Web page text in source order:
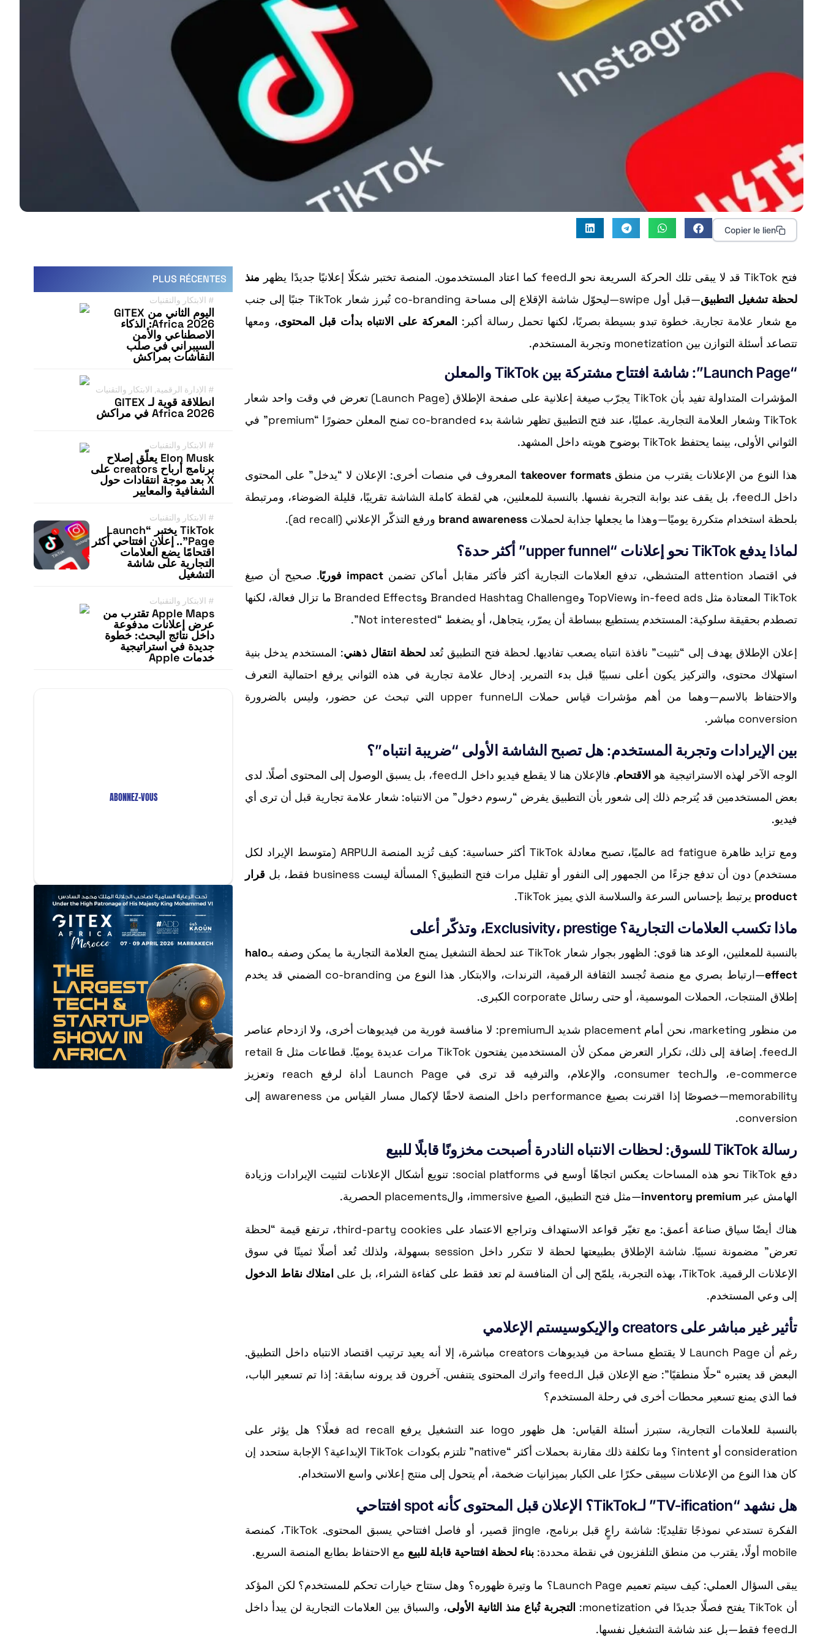
Copier le lien
فتح TikTok قد لا يبقى تلك الحركة السريعة نحو الـfeed كما اعتاد المستخدمون. المنصة تختبر شكلًا إعلانيًا جديدًا يظهر
منذ
لحظة تشغيل التطبيق
—قبل أول swipe—ليحوّل شاشة الإقلاع إلى مساحة co-branding تُبرز شعار TikTok جنبًا إلى جنب
مع شعار علامة تجارية. خطوة تبدو بسيطة بصريًا، لكنها تحمل رسالة أكبر: المعركة على الانتباه بدأت قبل المحتوى، ومعها
تتصاعد أسئلة التوازن بين monetization وتجربة المستخدم.
“Launch Page”: شاشة افتتاح مشتركة بين TikTok والمعلن
المؤشرات المتداولة تفيد بأن TikTok يجرّب صيغة إعلانية على صفحة الإطلاق (Launch Page) تعرض في وقت واحد شعار
TikTok وشعار العلامة التجارية. عمليًا، عند فتح التطبيق تظهر شاشة بدء co-branded تمنح المعلن حضورًا “premium” في
الثواني الأولى، بينما يحتفظ TikTok بوضوح هويته داخل المشهد.
هذا النوع من الإعلانات يقترب من منطق takeover formatsالمعروف في منصات أخرى: الإعلان لا “يدخل” على المحتوى
داخل الـfeed، بل يقف عند بوابة التجربة نفسها. بالنسبة للمعلنين، هي لقطة كاملة الشاشة تقريبًا، قليلة الضوضاء، ومرتبطة
بلحظة استخدام متكررة يوميًا—وهذا ما يجعلها جذابة لحملات brand awareness ورفع التذكّر الإعلاني (ad recall).
لماذا يدفع TikTok نحو إعلانات “upper funnel” أكثر حدة؟
في اقتصاد attention المتشظي، تدفع العلامات التجارية أكثر فأكثر مقابل أماكن تضمن impact فوريًا
. صحيح أن صيغ
TikTok المعتادة مثل in-feed ads وTopView وBranded Hashtag Challenge وBranded Effects ما تزال فعالة، لكنها
تصطدم بحقيقة سلوكية: المستخدم يستطيع ببساطة أن يمرّر، يتجاهل، أو يضغط “Not interested”.
إعلان الإطلاق يهدف إلى “تثبيت” نافذة انتباه يصعب تفاديها. لحظة فتح التطبيق تُعدلحظة انتقال ذهني: المستخدم يدخل بنية
استهلاك محتوى، والتركيز يكون أعلى نسبيًا قبل بدء التمرير. إدخال علامة تجارية في هذه الثواني يرفع احتمالية التعرف
والاحتفاظ بالاسم—وهما من أهم مؤشرات قياس حملات الـupper funnel التي تبحث عن حضور، وليس بالضرورة
conversion مباشر.
بين الإيرادات وتجربة المستخدم: هل تصبح الشاشة الأولى “ضريبة انتباه”؟
الوجه الآخر لهذه الاستراتيجية هو الاقتحام
. فالإعلان هنا لا يقطع فيديو داخل الـfeed، بل يسبق الوصول إلى المحتوى أصلًا. لدى
بعض المستخدمين قد يُترجم ذلك إلى شعور بأن التطبيق يفرض “رسوم دخول” من الانتباه: شعار علامة تجارية قبل أن ترى أي
فيديو.
ومع تزايد ظاهرة ad fatigue عالميًا، تصبح معادلة TikTok أكثر حساسية: كيف تُزيد المنصة الـARPU (متوسط الإيراد لكل
مستخدم) دون أن تدفع جزءًا من الجمهور إلى النفور أو تقليل مرات فتح التطبيق؟ المسألة ليست business فقط، بل
قرار
product يرتبط بإحساس السرعة والسلاسة الذي يميز TikTok.
ماذا تكسب العلامات التجارية؟ Exclusivity، prestige، وتذكّر أعلى
بالنسبة للمعلنين، الوعد هنا قوي: الظهور بجوار شعار TikTok عند لحظة التشغيل يمنح العلامة التجارية ما يمكن وصفه بـ
halo
effect
—ارتباط بصري مع منصة تُجسد الثقافة الرقمية، الترندات، والابتكار. هذا النوع من co-branding الضمني قد يخدم
إطلاق المنتجات، الحملات الموسمية، أو حتى رسائل corporate الكبرى.
من منظور marketing، نحن أمام placement شديد الـpremium: لا منافسة فورية من فيديوهات أخرى، ولا ازدحام عناصر
الـfeed. إضافة إلى ذلك، تكرار التعرض ممكن لأن المستخدمين يفتحون TikTok مرات عديدة يوميًا. قطاعات مثل retail &
e-commerce، والـconsumer tech، والإعلام، والترفيه قد ترى في Launch Page أداة لرفع reach وتعزيز
memorability—خصوصًا إذا اقترنت بصيغ performance داخل المنصة لاحقًا لإكمال مسار القياس من awareness إلى
conversion.
رسالة TikTok للسوق: لحظات الانتباه النادرة أصبحت مخزونًا قابلًا للبيع
دفع TikTok نحو هذه المساحات يعكس اتجاهًا أوسع في social platforms: تنويع أشكال الإعلانات لتثبيت الإيرادات وزيادة
الهامش عبر inventory premium—مثل فتح التطبيق، الصيغ immersive، والplacements الحصرية.
هناك أيضًا سياق صناعة أعمق: مع تغيّر قواعد الاستهداف وتراجع الاعتماد على third-party cookies، ترتفع قيمة “لحظة
تعرض” مضمونة نسبيًا. شاشة الإطلاق بطبيعتها لحظة لا تتكرر داخل session بسهولة، ولذلك تُعد أصلًا ثمينًا في سوق
الإعلانات الرقمية. TikTok، بهذه التجربة، يلمّح إلى أن المنافسة لم تعد فقط على كفاءة الشراء، بل على
امتلاك نقاط الدخول
إلى وعي المستخدم.
تأثير غير مباشر على creators والإيكوسيستم الإعلامي
رغم أن Launch Page لا يقتطع مساحة من فيديوهات creators مباشرة، إلا أنه يعيد ترتيب اقتصاد الانتباه داخل التطبيق.
البعض قد يعتبره “حلًا منطقيًا”: ضع الإعلان قبل الـfeed واترك المحتوى يتنفس. آخرون قد يرونه سابقة: إذا تم تسعير الباب،
فما الذي يمنع تسعير محطات أخرى في رحلة المستخدم؟
بالنسبة للعلامات التجارية، ستبرز أسئلة القياس: هل ظهور logo عند التشغيل يرفع ad recall فعلًا؟ هل يؤثر على
consideration أو intent؟ وما تكلفة ذلك مقارنة بحملات أكثر “native” تلتزم بكودات TikTok الإبداعية؟ الإجابة ستحدد إن
كان هذا النوع من الإعلانات سيبقى حكرًا على الكبار بميزانيات ضخمة، أم يتحول إلى منتج إعلاني واسع الاستخدام.
هل نشهد “TV-ification” لـTikTok؟ الإعلان قبل المحتوى كأنه spot افتتاحي
الفكرة تستدعي نموذجًا تقليديًا: شاشة راعٍ قبل برنامج، jingle قصير، أو فاصل افتتاحي يسبق المحتوى. TikTok، كمنصة
mobile أولًا، يقترب من منطق التلفزيون في نقطة محددة:
بناء لحظة افتتاحية قابلة للبيع مع الاحتفاظ بطابع المنصة السريع.
يبقى السؤال العملي: كيف سيتم تعميم Launch Page؟ ما وتيرة ظهوره؟ وهل ستتاح خيارات تحكم للمستخدم؟ لكن المؤكد
أن TikTok يفتح فصلًا جديدًا في monetization:
التجربة تُباع منذ الثانية الأولى، والسباق بين العلامات التجارية لن يبدأ داخل
الـfeed فقط—بل عند شاشة التشغيل نفسها.
PLUS RÉCENTES
# الابتكار والتقنيات
اليوم الثاني من GITEX
Africa 2026: الذكاء
الاصطناعي والأمن
السيبراني في صلب
النقاشات بمراكش
# الإدارة الرقمية, الابتكار والتقنيات
انطلاقة قوية لـ GITEX
Africa 2026 في مراكش
# الابتكار والتقنيات
Elon Musk يعلّق إصلاح
برنامج أرباح creators على
X بعد موجة انتقادات حول
الشفافية والمعايير
# الابتكار والتقنيات
TikTok يختبر “Launch
Page”.. إعلان افتتاحي أكثر
اقتحامًا يضع العلامات
التجارية على شاشة
التشغيل
# الابتكار والتقنيات
Apple Maps تقترب من
عرض إعلانات مدفوعة
داخل نتائج البحث: خطوة
جديدة في استراتيجية
خدمات Apple
ABONNEZ-VOUS